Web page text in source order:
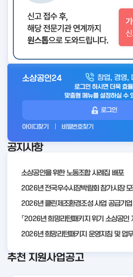
아
전
소상공인24 창업, 경영,
로그인 하시면 더욱 효
맞춤형 메뉴를 설정하실 수
로그인
아이디찾기 비밀번호찾기
공지사항
소상공인을 위한 노동조합 사례집 배포
2026년 희망리턴패키지 운영지침 및 업
추천 지원사업공고